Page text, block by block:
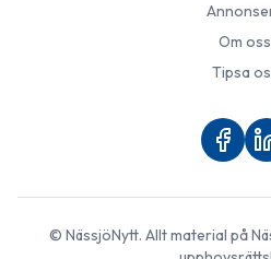
Om oss
Tipsa
© NässjöNytt. Allt material på